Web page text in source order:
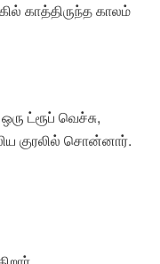
காத்திருந்த காலம்
ட்ரூப் வெச்சு,
குரலில் சொன்னார்.